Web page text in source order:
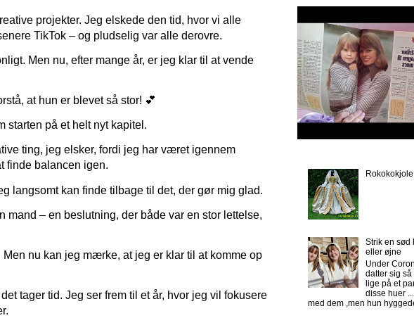
projekter. Jeg elskede den tid, hvor vi alle
TikTok – og pludselig var alle derovre.
Men nu, efter mange år, er jeg klar til at vende
at hun er blevet så stor! 💕
starten på et helt nyt kapitel.
ting, jeg elsker, fordi jeg har været igennem
finde balancen igen.
langsomt kan finde tilbage til det, der gør mig glad.
mand – en beslutning, der både var en stor lettelse,
nu kan jeg mærke, at jeg er klar til at komme op
tager tid. Jeg ser frem til et år, hvor jeg vil fokusere
Rokokokjole
Strik en sød
eller øjne
Under
datter sig
lige på et
disse huer
med dem ,men hun